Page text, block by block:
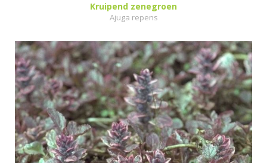
Kruipend zenegroen
Ajuga repens